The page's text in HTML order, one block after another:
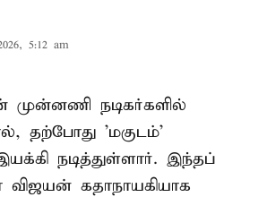
5:12 am
முன்னணி நடிகர்களில்
தற்போது 'மகுடம்'
நடித்துள்ளார். இந்தப்
விஜயன் கதாநாயகியாக